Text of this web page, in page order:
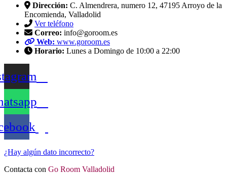
Dirección: C. Almendrera, numero 12, 47195 Arroyo de la
Encomienda, Valladolid
Ver teléfono
Correo: info@goroom.es
Web: www.goroom.es
Horario: Lunes a Domingo de 10:00 a 22:00
¿Hay algún dato incorrecto?
Contacta con Go Room Valladolid